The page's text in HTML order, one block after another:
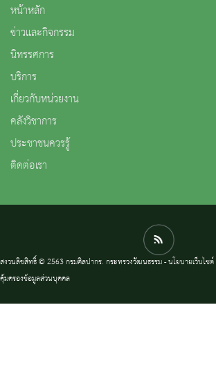
หน้าหลัก
ข่าวและกิจกรรม
นิทรรศการ
บริการ
เกี่ยวกับหน่วยงาน
คลังวิชาการ
ประชาชนควรรู้
ติดต่อเรา
สงวนลิขสิทธิ์ © 2563 กรมศิลปากร. กระทรวงวัฒนธรรม -นโยบายเว็บไซต์
คุ้มครองข้อมูลส่วนบุคคล